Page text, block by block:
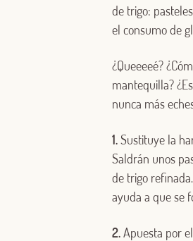
de trigo:
el consumo de
¿Queeeeé?
mantequilla?
nunca más
1.Sustituye la
Saldrán unos
de trigo
ayuda a que se
2.Apuesta por